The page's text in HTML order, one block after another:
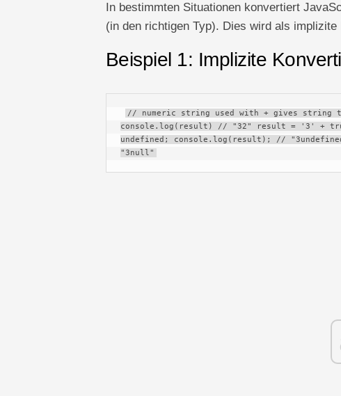
In bestimmten Situationen konvertiert
(in den richtigen Typ). Dies wird als
Beispiel 1: Implizite
// numeric string used with + gives
console.log(result) // "32" result = '3' +
undefined; console.log(result); //
"3null"